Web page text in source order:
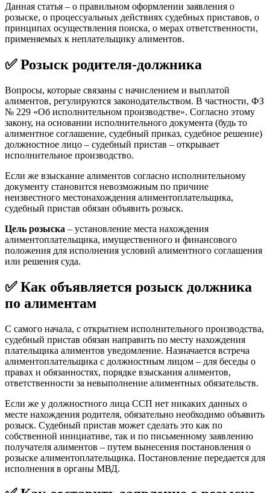
Данная статья – о правильном оформлении заявления о
розыске, о процессуальных действиях судебных приставов, о
принципах осуществления поиска, о мерах ответственности,
применяемых к неплательщику алиментов.
✅ Розыск родителя-должника
Вопросы, которые связаны с начислением и выплатой
алиментов, регулируются законодательством. В частности, ФЗ
№ 229 «Об исполнительном производстве». Согласно этому
закону, на основании исполнительного документа (будь то
алиментное соглашение, судебный приказ, судебное решение)
должностное лицо – судебный пристав – открывает
исполнительное производство.
Если же взыскание алиментов согласно исполнительному
документу становится невозможным по причине
неизвестного местонахождения алиментоплательщика,
судебный пристав обязан объявить розыск.
Цель розыска – установление места нахождения
алиментоплательщика, имущественного и финансового
положения для исполнения условий алиментного соглашения
или решения суда.
✅ Как объявляется розыск должника
по алиментам
С самого начала, с открытием исполнительного производства,
судебный пристав обязан направить по месту нахождения
плательщика алиментов уведомление. Назначается встреча
алиментоплательщика с должностным лицом – для беседы о
правах и обязанностях, порядке взыскания алиментов,
ответственности за невыполнение алиментных обязательств.
Если же у должностного лица ССП нет никаких данных о
месте нахождения родителя, обязательно необходимо объявить
розыск. Судебный пристав может сделать это как по
собственной инициативе, так и по письменному заявлению
получателя алиментов – путем вынесения постановления о
розыске алиментоплательщика. Постановление передается для
исполнения в органы МВД.